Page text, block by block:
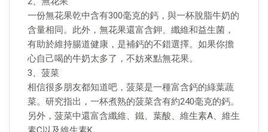
一份無花果乾中含有300毫克的鈣，與一杯脫脂牛奶的
含量相同。此外，無花果還富含鉀、纖維和益生菌，
有助於維持腸道健康，是補鈣的不錯選擇。如果你擔
心自己喝的牛奶太多了，不妨來點無花果。
3、菠菜
相信很多朋友都知道吧，菠菜是一種富含鈣的綠葉蔬
菜。研究指出，一杯煮熟的菠菜含有約240毫克的鈣。
另外，菠菜中還富含纖維、鐵、葉酸、維生素A、維生